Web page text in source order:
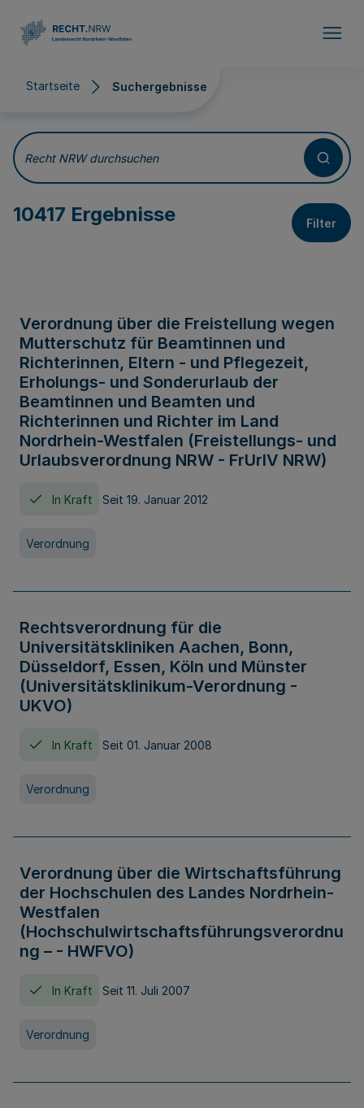
Startseite Suchergebnisse
Suchergebnisse
Recht NRW durchsuchen
10417 Ergebnisse Filter
Verordnung über die Freistellung wegen
Mutterschutz für Beamtinnen und
Richterinnen, Eltern - und Pflegezeit,
Erholungs- und Sonderurlaub der
Beamtinnen und Beamten und
Richterinnen und Richter im Land
Nordrhein-Westfalen (Freistellungs- und
Urlaubsverordnung NRW - FrUrlV NRW)
In Kraft Seit 19. Januar 2012
Verordnung
Rechtsverordnung für die
Universitätskliniken Aachen, Bonn,
Düsseldorf, Essen, Köln und Münster
(Universitätsklinikum-Verordnung -
UKVO)
In Kraft Seit 01. Januar 2008
Verordnung
Verordnung über die Wirtschaftsführung
der Hochschulen des Landes Nordrhein-
Westfalen
(Hochschulwirtschaftsführungsverordnu
ng – - HWFVO)
In Kraft Seit 11. Juli 2007
Verordnung